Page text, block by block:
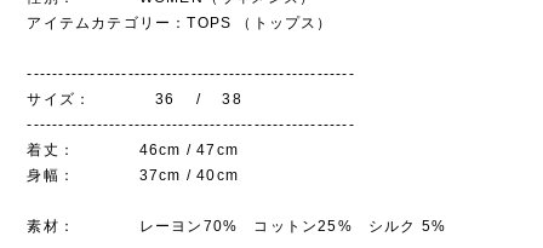
アイテムカテゴリー：TOPS （トップス）
----------------------------------------------------
サイズ： 36 / 38
----------------------------------------------------
着丈： 46cm / 47cm
身幅： 37cm / 40cm
素材： レーヨン70% コットン25% シルク 5%